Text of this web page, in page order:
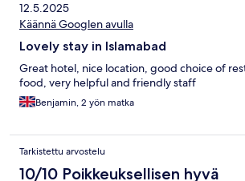
12.5.2025
Käännä Googlen avulla
Lovely stay in Islamabad
Great hotel, nice location, good choice of
food, very helpful and friendly staff
Benjamin, 2 yön matka
Tarkistettu arvostelu
10/10 Poikkeuksellisen hyvä